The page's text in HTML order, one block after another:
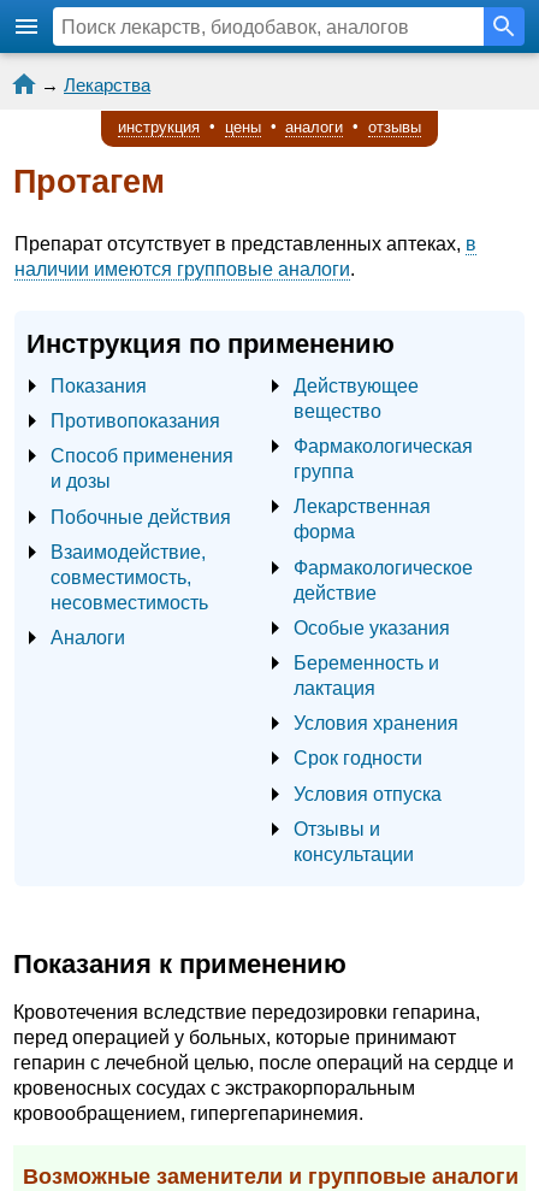
→ Лекарства
инструкция • цены • аналоги • отзывы
Протагем
Препарат отсутствует в представленных аптеках, в
наличии имеются групповые аналоги.
Инструкция по применению
Показания
Противопоказания
Способ применения
и дозы
Побочные действия
Взаимодействие,
совместимость,
несовместимость
Аналоги
Действующее
вещество
Фармакологическая
группа
Лекарственная
форма
Фармакологическое
действие
Особые указания
Беременность и
лактация
Условия хранения
Срок годности
Условия отпуска
Отзывы и
консультации
Показания к применению
Кровотечения вследствие передозировки гепарина,
перед операцией у больных, которые принимают
гепарин с лечебной целью, после операций на сердце и
кровеносных сосудах с экстракорпоральным
кровообращением, гипергепаринемия.
Возможные заменители и групповые аналоги